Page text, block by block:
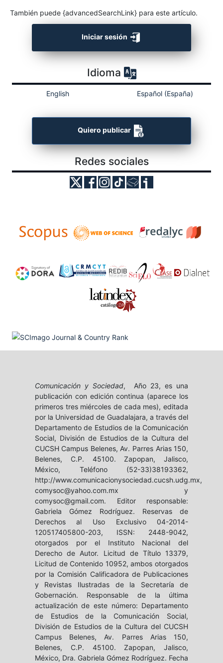
También puede {advancedSearchLink} para este artículo.
Iniciar sesión
Idioma
English Español (España)
Quiero publicar
Redes sociales
Comunicación y Sociedad, Año 23, es una
publicación con edición continua (aparece los
primeros tres miércoles de cada mes), editada
por la Universidad de Guadalajara, a través del
Departamento de Estudios de la Comunicación
Social, División de Estudios de la Cultura del
CUCSH Campus Belenes, Av. Parres Arias 150,
Belenes, C.P. 45100. Zapopan, Jalisco,
México, Teléfono (52-33)38193362,
http://www.comunicacionysociedad.cucsh.udg.mx,
comysoc@yahoo.com.mx y
comysoc@gmail.com. Editor responsable:
Gabriela Gómez Rodríguez. Reservas de
Derechos al Uso Exclusivo 04-2014-
120517405800-203, ISSN: 2448-9042,
otorgados por el Instituto Nacional del
Derecho de Autor. Licitud de Título 13379,
Licitud de Contenido 10952, ambos otorgados
por la Comisión Calificadora de Publicaciones
y Revistas Ilustradas de la Secretaría de
Gobernación. Responsable de la última
actualización de este número: Departamento
de Estudios de la Comunicación Social,
División de Estudios de la Cultura del CUCSH
Campus Belenes, Av. Parres Arias 150,
Belenes, C.P. 45100. Zapopan, Jalisco,
México, Dra. Gabriela Gómez Rodríguez. Fecha